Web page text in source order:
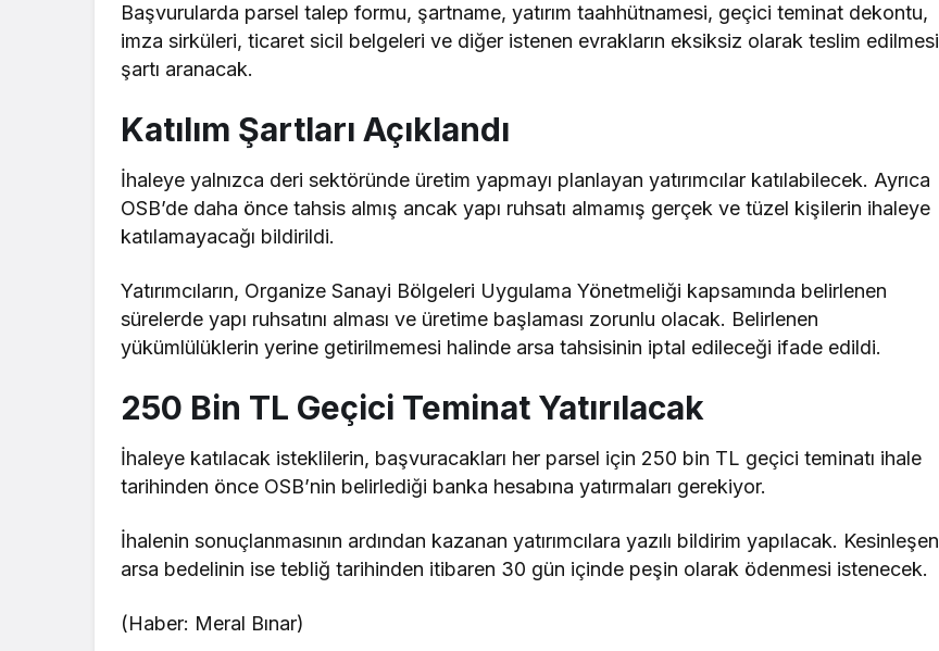
Başvurularda parsel talep formu, şartname, yatırım taahhütnamesi, geçici teminat dekontu,
imza sirküleri, ticaret sicil belgeleri ve diğer istenen evrakların eksiksiz olarak teslim edilmesi
şartı aranacak.
Katılım Şartları Açıklandı
İhaleye yalnızca deri sektöründe üretim yapmayı planlayan yatırımcılar katılabilecek. Ayrıca
OSB’de daha önce tahsis almış ancak yapı ruhsatı almamış gerçek ve tüzel kişilerin ihaleye
katılamayacağı bildirildi.
Yatırımcıların, Organize Sanayi Bölgeleri Uygulama Yönetmeliği kapsamında belirlenen
sürelerde yapı ruhsatını alması ve üretime başlaması zorunlu olacak. Belirlenen
yükümlülüklerin yerine getirilmemesi halinde arsa tahsisinin iptal edileceği ifade edildi.
250 Bin TL Geçici Teminat Yatırılacak
İhaleye katılacak isteklilerin, başvuracakları her parsel için 250 bin TL geçici teminatı ihale
tarihinden önce OSB’nin belirlediği banka hesabına yatırmaları gerekiyor.
İhalenin sonuçlanmasının ardından kazanan yatırımcılara yazılı bildirim yapılacak. Kesinleşen
arsa bedelinin ise tebliğ tarihinden itibaren 30 gün içinde peşin olarak ödenmesi istenecek.
(Haber: Meral Bınar)